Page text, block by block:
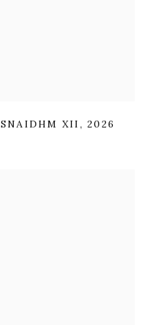
SNAIDHM XII ,2026